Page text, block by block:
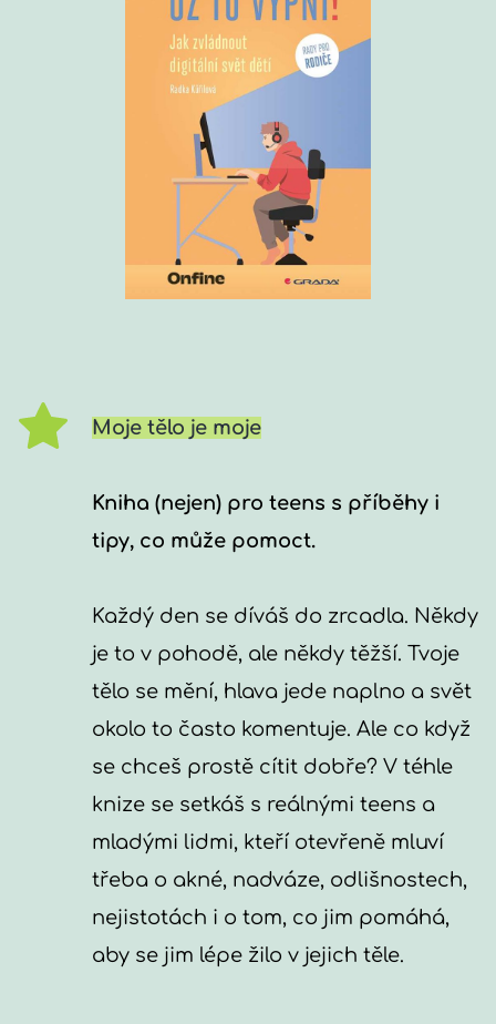
Moje tělo je moje
Kniha (nejen) pro teens s příběhy i
tipy, co může pomoct.
Každý den se díváš do zrcadla. Někdy
je to v pohodě, ale někdy těžší. Tvoje
tělo se mění, hlava jede naplno a svět
okolo to často komentuje. Ale co když
se chceš prostě cítit dobře? V téhle
knize se setkáš s reálnými teens a
mladými lidmi, kteří otevřeně mluví
třeba o akné, nadváze, odlišnostech,
nejistotách i o tom, co jim pomáhá,
aby se jim lépe žilo v jejich těle.